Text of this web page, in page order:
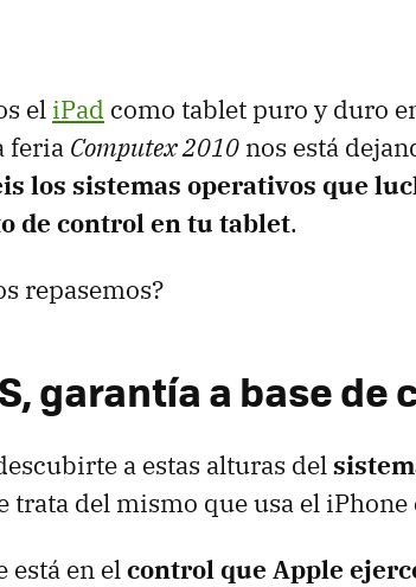
el iPad como tablet puro y duro
feria Computex 2010 nos está
los sistemas operativos que
de control en tu tablet.
repasemos?
garantía a base de
a estas alturas del
trata del mismo que usa el iPhone
está en elcontrol que Apple